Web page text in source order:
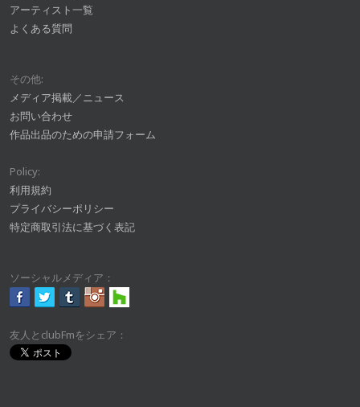
アーティスト一覧
よくある質問
その他:
メディア掲載／ニュース
お問い合わせ
作品出品のための申請フォーム
Policy:
利用規約
プライバシーポリシー
特定商取引法に基づく表記
ソーシャルメディア：
友人とclubFmをシェア：